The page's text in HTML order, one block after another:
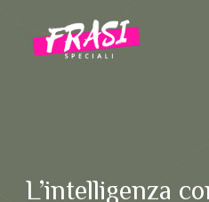
contenuto
L’intelligenza